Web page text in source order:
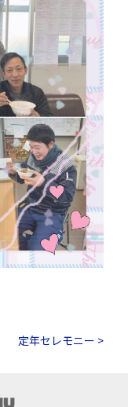
定年セレモニー >